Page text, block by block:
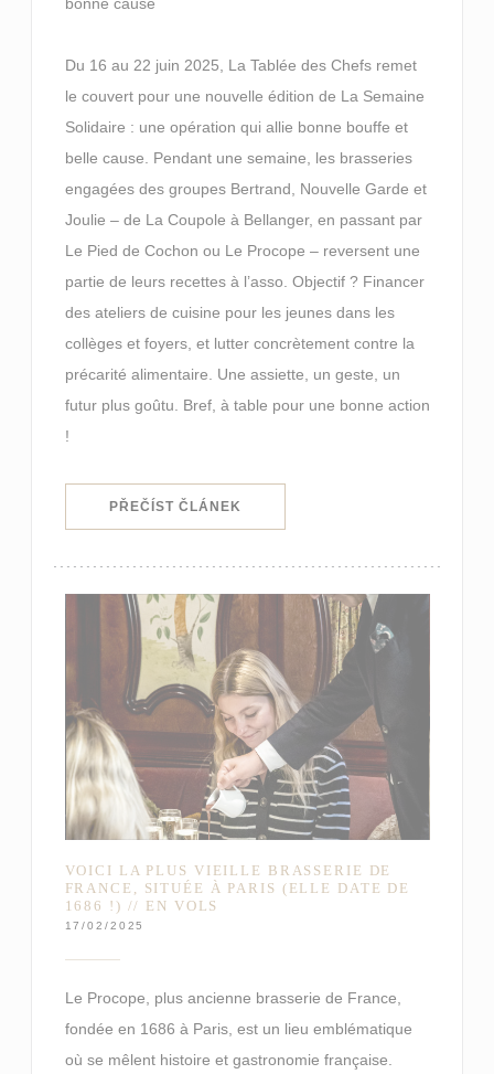
bonne cause
Du 16 au 22 juin 2025, La Tablée des Chefs remet
le couvert pour une nouvelle édition de La Semaine
Solidaire : une opération qui allie bonne bouffe et
belle cause. Pendant une semaine, les brasseries
engagées des groupes Bertrand, Nouvelle Garde et
Joulie – de La Coupole à Bellanger, en passant par
Le Pied de Cochon ou Le Procope – reversent une
partie de leurs recettes à l’asso. Objectif ? Financer
des ateliers de cuisine pour les jeunes dans les
collèges et foyers, et lutter concrètement contre la
précarité alimentaire. Une assiette, un geste, un
futur plus goûtu. Bref, à table pour une bonne action
!
PŘEČÍST ČLÁNEK
VOICI LA PLUS VIEILLE BRASSERIE DE
FRANCE, SITUÉE À PARIS (ELLE DATE DE
1686 !) // EN VOLS
17/02/2025
Le Procope, plus ancienne brasserie de France,
fondée en 1686 à Paris, est un lieu emblématique
où se mêlent histoire et gastronomie française.